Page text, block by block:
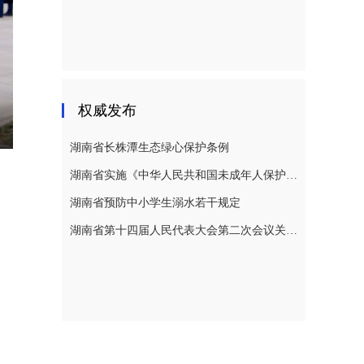
权威发布
湖南省长株潭生态绿心保护条例
湖南省实施《中华人民共和国未成年人保护法》若干规定
湖南省预防中小学生溺水若干规定
湖南省第十四届人民代表大会第二次会议关于湖南省人民代表大会常务委员会工作报告的决议